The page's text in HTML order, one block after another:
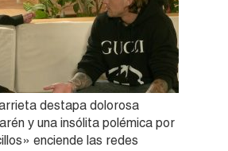
destapa dolorosa
y una insólita polémica por
enciende las redes